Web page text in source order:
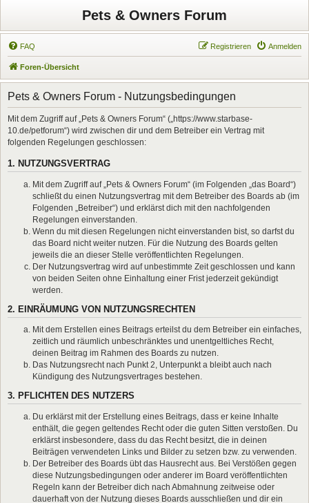
Pets & Owners Forum
FAQ Anmelden
Registrieren
Foren-Übersicht
Pets & Owners Forum - Nutzungsbedingungen
Mit dem Zugriff auf „Pets & Owners Forum“ („https://www.starbase-
10.de/petforum“) wird zwischen dir und dem Betreiber ein Vertrag mit
folgenden Regelungen geschlossen:
1. NUTZUNGSVERTRAG
Mit dem Zugriff auf „Pets & Owners Forum“ (im Folgenden „das Board“)
schließt du einen Nutzungsvertrag mit dem Betreiber des Boards ab (im
Folgenden „Betreiber“) und erklärst dich mit den nachfolgenden
Regelungen einverstanden.
Wenn du mit diesen Regelungen nicht einverstanden bist, so darfst du
das Board nicht weiter nutzen. Für die Nutzung des Boards gelten
jeweils die an dieser Stelle veröffentlichten Regelungen.
Der Nutzungsvertrag wird auf unbestimmte Zeit geschlossen und kann
von beiden Seiten ohne Einhaltung einer Frist jederzeit gekündigt
werden.
2. EINRÄUMUNG VON NUTZUNGSRECHTEN
Mit dem Erstellen eines Beitrags erteilst du dem Betreiber ein einfaches,
zeitlich und räumlich unbeschränktes und unentgeltliches Recht,
deinen Beitrag im Rahmen des Boards zu nutzen.
Das Nutzungsrecht nach Punkt 2, Unterpunkt a bleibt auch nach
Kündigung des Nutzungsvertrages bestehen.
3. PFLICHTEN DES NUTZERS
Du erklärst mit der Erstellung eines Beitrags, dass er keine Inhalte
enthält, die gegen geltendes Recht oder die guten Sitten verstoßen. Du
erklärst insbesondere, dass du das Recht besitzt, die in deinen
Beiträgen verwendeten Links und Bilder zu setzen bzw. zu verwenden.
Der Betreiber des Boards übt das Hausrecht aus. Bei Verstößen gegen
diese Nutzungsbedingungen oder anderer im Board veröffentlichten
Regeln kann der Betreiber dich nach Abmahnung zeitweise oder
dauerhaft von der Nutzung dieses Boards ausschließen und dir ein